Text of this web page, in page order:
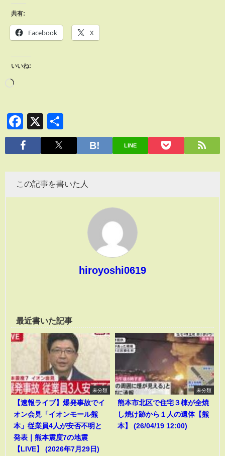
共有:
Facebook X
いいね:
Facebook
X
有
LINE
この記事を書いた人
hiroyoshi0619
最近書いた記事
未分類
【速報ライブ】爆発事故でイ
オン会見「イオンモール熊
本」従業員4人が安否不明と
発表｜熊本震度7の地震
【LIVE】 (2026年7月29日)
未分類
熊本市北区で住宅３棟が全焼
し焼け跡から１人の遺体【熊
本】 (26/04/19 12:00)